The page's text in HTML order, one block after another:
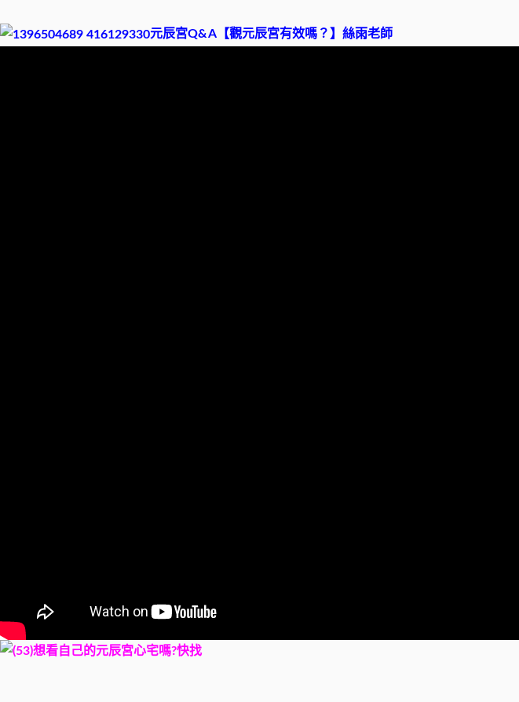
元辰宮Q&A【觀元辰宮有效嗎？】絲雨老師
想看自己的元辰宮心宅嗎?快找